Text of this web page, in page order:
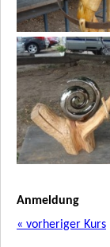
Anmeldung
« vorheriger Kurs